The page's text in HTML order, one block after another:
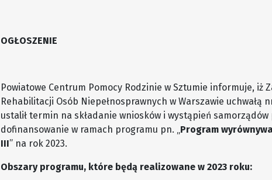
OGŁOSZENIE
Powiatowe Centrum Pomocy Rodzinie w Sztumie informuje, iż
Rehabilitacji Osób Niepełnosprawnych w Warszawie uchwałą
ustalił termin na składanie wniosków i wystąpień samorządów
dofinansowanie w ramach programu pn. „Program
III” na rok 2023.
Obszary programu, które będą realizowane w 2023 roku: